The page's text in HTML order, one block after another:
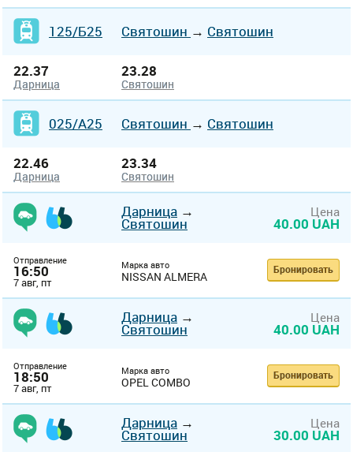
125/Б25 Святошин → Святошин
22.37
Дарница
23.28
Святошин
025/А25 Святошин → Святошин
22.46
Дарница
23.34
Святошин
Дарница →
Святошин
Цена
40.00 UAH
Отправление
16:50
7 авг, пт
Марка авто
NISSAN ALMERA Бронировать
Дарница →
Святошин
Цена
40.00 UAH
Отправление
18:50
7 авг, пт
Марка авто
OPEL COMBO Бронировать
Дарница →
Святошин
Цена
30.00 UAH